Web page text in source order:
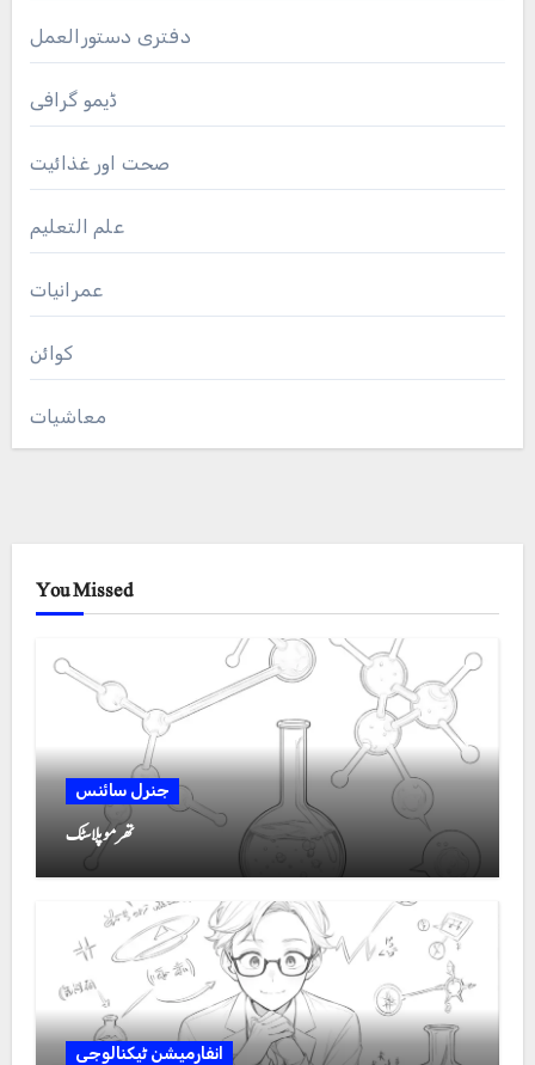
دفتری دستورالعمل
ڈیمو گرافی
صحت اور غذائیت
علم التعلیم
عمرانیات
کوائن
معاشیات
You Missed
جنرل سائنس
تھرموپلاسٹک
انفارمیشن ٹیکنالوجی